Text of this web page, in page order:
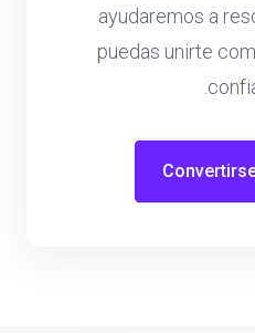
ayudaremos a
puedas unirte